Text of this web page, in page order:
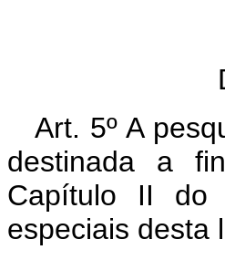
Art. 5º A
destinada a
Capítulo II do
especiais desta